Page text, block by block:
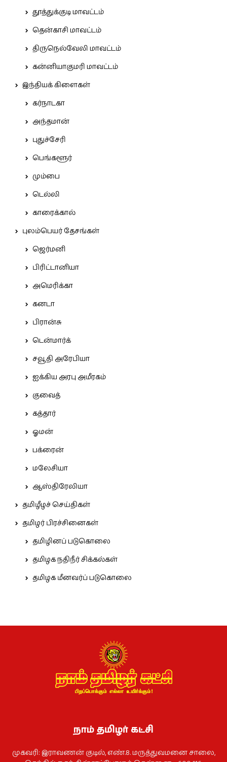
தூத்துக்குடி மாவட்டம்
தென்காசி மாவட்டம்
திருநெல்வேலி மாவட்டம்
கன்னியாகுமரி மாவட்டம்
இந்தியக் கிளைகள்
கர்நாடகா
அந்தமான்
புதுச்சேரி
பெங்களூர்
மும்பை
டெல்லி
காரைக்கால்
புலம்பெயர் தேசங்கள்
ஜெர்மனி
பிரிட்டானியா
அமெரிக்கா
கனடா
பிரான்சு
டென்மார்க்
சவூதி அரேபியா
ஐக்கிய அரபு அமீரகம்
குவைத்
கத்தார்
ஓமன்
பக்ரைன்
மலேசியா
ஆஸ்திரேலியா
தமிழீழச் செய்திகள்
தமிழர் பிரச்சினைகள்
தமிழினப் படுகொலை
தமிழக நதிநீர் சிக்கல்கள்
தமிழக மீனவர்ப் படுகொலை
நாம் தமிழர் கட்சி
முகவரி: இராவணன் குடில், எண்.8. மருத்துவமனை சாலை,